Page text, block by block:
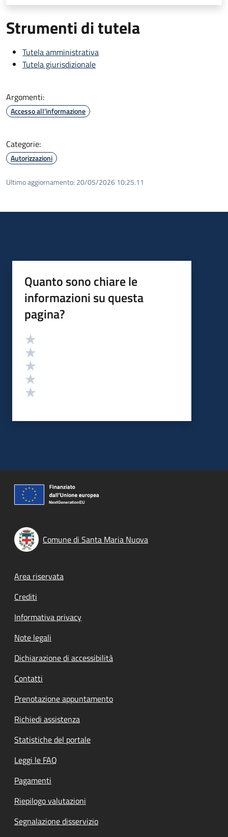
Strumenti di tutela
Tutela amministrativa
Tutela giurisdizionale
Argomenti:
Accesso all'informazione
Categorie:
Autorizzazioni
Ultimo aggiornamento: 20/05/2026 10:25.11
Quanto sono chiare le
informazioni su questa
pagina?
Valutazione
Comune di Santa Maria Nuova
Footer menu
Area riservata
Crediti
Informativa privacy
Note legali
Dichiarazione di accessibilità
Contatti
Prenotazione appuntamento
Richiedi assistenza
Statistiche del portale
Leggi le FAQ
Pagamenti
Riepilogo valutazioni
Segnalazione disservizio